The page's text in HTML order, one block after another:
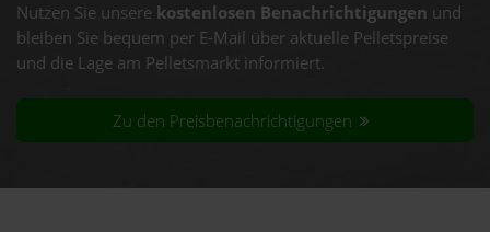
Nutzen Sie unsere kostenlosen Benachrichtigungen und
bleiben Sie bequem per E-Mail über aktuelle Pelletspreise
und die Lage am Pelletsmarkt informiert.
Zu den Preisbenachrichtigungen